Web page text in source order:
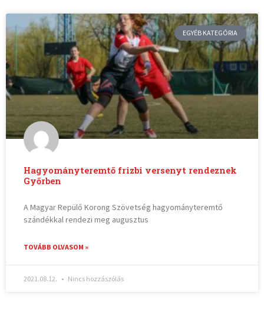
EGYÉB KATEGÓRIA
Hagyományteremtő frizbi versenyt rendeznek
Győrben
A Magyar Repülő Korong Szövetség hagyományteremtő
szándékkal rendezi meg augusztus
TOVÁBB OLVASOM »
2021.08.12. Nincs hozzászólás